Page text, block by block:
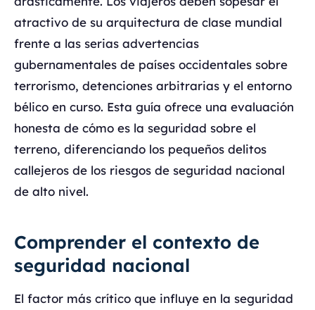
atractivo de su arquitectura de clase mundial
frente a las serias advertencias
gubernamentales de países occidentales sobre
terrorismo, detenciones arbitrarias y el entorno
bélico en curso. Esta guía ofrece una evaluación
honesta de cómo es la seguridad sobre el
terreno, diferenciando los pequeños delitos
callejeros de los riesgos de seguridad nacional
de alto nivel.
Comprender el contexto de
seguridad nacional
El factor más crítico que influye en la seguridad